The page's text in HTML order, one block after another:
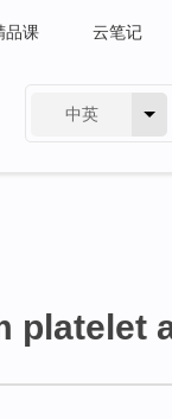
品课 云笔记
中英
platelet